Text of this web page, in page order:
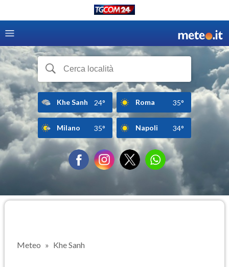
Khe Sanh 24° Roma 35°
Milano 35° Napoli 34°
Meteo Khe Sanh